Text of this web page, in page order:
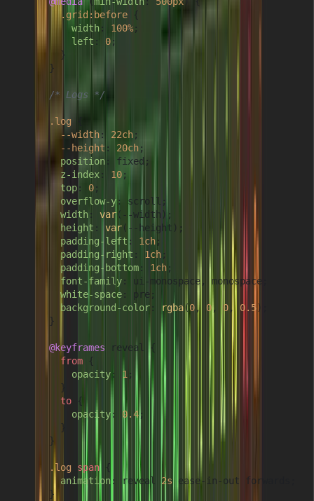
.grid :before {
width : 100% ;
left : 0;
        }
      }
/* Logs */
.log
--width: 22ch;
--height : 20ch;
position : fixed;
z-index : 10;
top: 0 ;
overflow-y: scroll;
width: var (--width);
height : var(--height);
padding-left : 1ch;
padding-right : 1ch ;
padding-bottom: 1ch;
font-family : ui-monospace, monospace;
white-space : pre;
background-color : rgba(0, 0, 0 , 0.5);
      }
@keyframes reveal {
from {
opacity: 1;
        }
to {
opacity: 0.4;
        }
      }
.log span {
animation : reveal 2s ease-in-out forwards;
      }